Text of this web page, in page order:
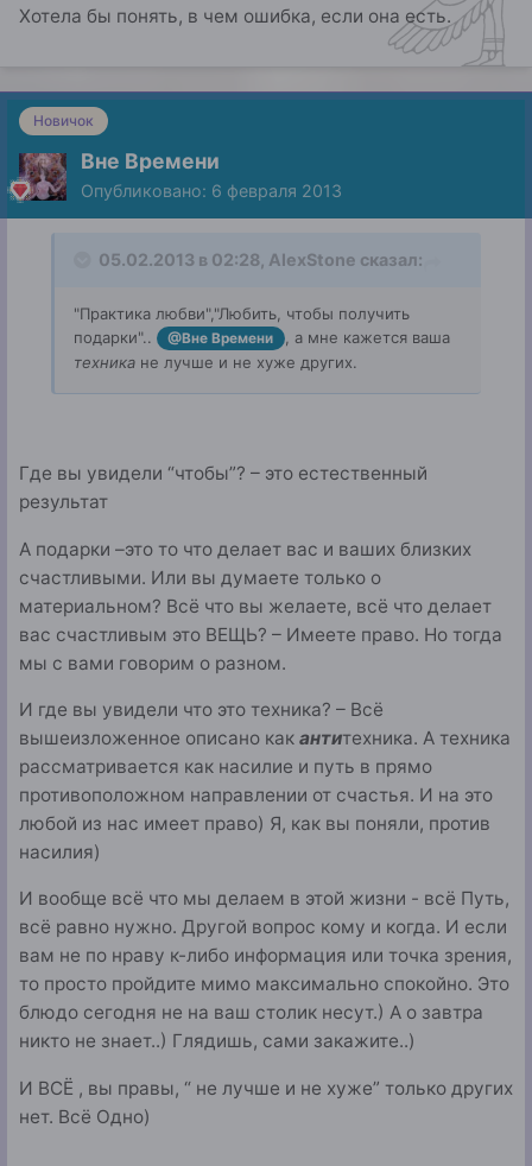
Хотела бы понять, в чем ошибка, если она есть.
Новичок
Вне Времени
Опубликовано: 6 февраля 2013
05.02.2013 в 02:28, AlexStone сказал:
"Практика любви","Любить, чтобы получить
подарки"..
@Вне Времени
, а мне кажется ваша
техника не лучше и не хуже других.
Где вы увидели “чтобы”? – это естественный
результат
А подарки –это то что делает вас и ваших близких
счастливыми. Или вы думаете только о
материальном? Всё что вы желаете, всё что делает
вас счастливым это ВЕЩЬ? – Имеете право. Но тогда
мы с вами говорим о разном.
И где вы увидели что это техника? – Всё
вышеизложенное описано как антитехника. А техника
рассматривается как насилие и путь в прямо
противоположном направлении от счастья. И на это
любой из нас имеет право) Я, как вы поняли, против
насилия)
И вообще всё что мы делаем в этой жизни - всё Путь,
всё равно нужно. Другой вопрос кому и когда. И если
вам не по нраву к-либо информация или точка зрения,
то просто пройдите мимо максимально спокойно. Это
блюдо сегодня не на ваш столик несут.) А о завтра
никто не знает..) Глядишь, сами закажите..)
И ВСЁ , вы правы, “ не лучше и не хуже” только других
нет. Всё Одно)